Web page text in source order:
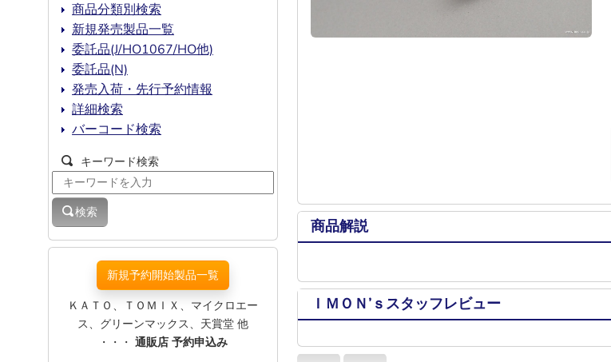
商品解説
ＩＭＯＮ’ｓスタッフレビュー
商品分類別検索
新規発売製品一覧
委託品(J/HO1067/HO他)
委託品(N)
発売入荷・先行予約情報
詳細検索
バーコード検索
キーワード検索
検索
新規予約開始製品一覧
ＫＡＴＯ、ＴＯＭＩＸ、マイクロエー
ス、グリーンマックス、天賞堂 他
・・・ 通販店 予約申込み